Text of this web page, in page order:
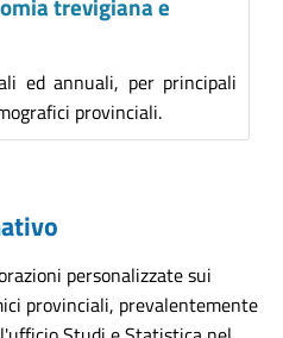
trevigiana e
ed annuali, per principali
provinciali.
personalizzate sui
provinciali, prevalentemente